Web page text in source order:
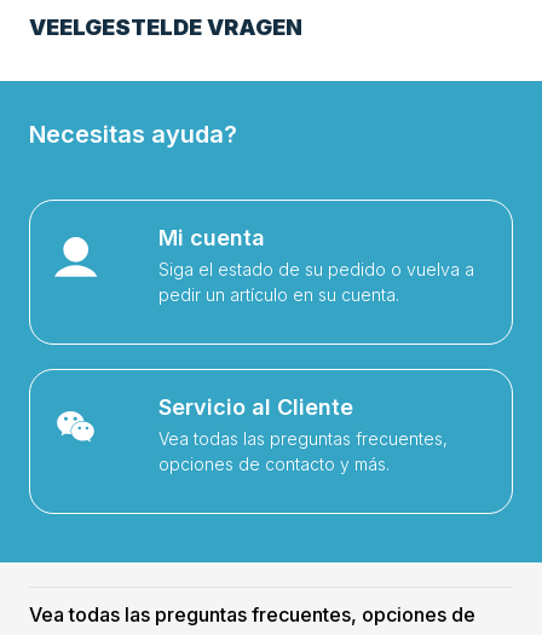
VEELGESTELDE VRAGEN
Necesitas ayuda?
Mi cuenta
Siga el estado de su pedido o vuelva a
pedir un artículo en su cuenta.
Servicio al Cliente
Vea todas las preguntas frecuentes,
opciones de contacto y más.
Vea todas las preguntas frecuentes, opciones de